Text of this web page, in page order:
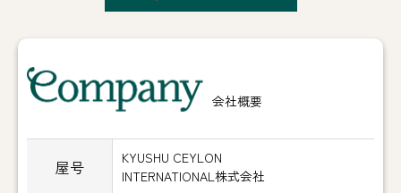
Company
会社概要
屋号
KYUSHU CEYLON
INTERNATIONAL株式会社